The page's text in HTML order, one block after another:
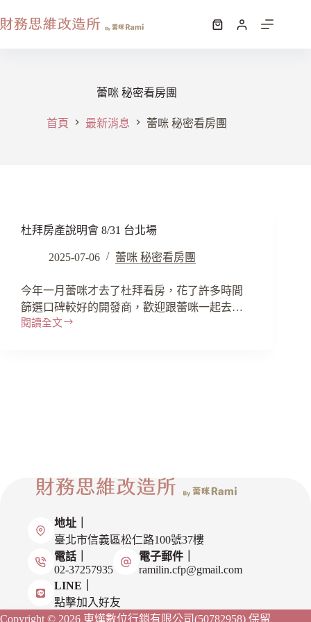
蕾咪 秘密看房團
首頁 最新消息 蕾咪 秘密看房團
杜拜房產說明會 8/31 台北場
2025-07-06 蕾咪 秘密看房團
今年一月蕾咪才去了杜拜看房，花了許多時間
篩選口碑較好的開發商，歡迎跟蕾咪一起去…
閱讀全文
地址｜
臺北市信義區松仁路100號37樓
電話｜
02-37257935
電子郵件｜
ramilin.cfp@gmail.com
LINE｜
點擊加入好友
Copyright © 2026 東燁數位行銷有限公司(50782958) 保留